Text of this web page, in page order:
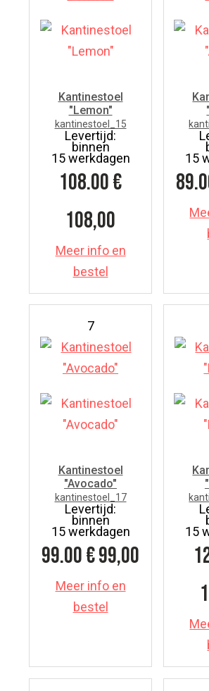
Kantinestoel
"Lemon"
kantinestoel_15
Levertijd:
binnen
15 werkdagen
108.00€
108,00
Meer info en
bestel
15
7
Kantinestoel
"Avocado"
kantinestoel_17
Levertijd:
binnen
15 werkdagen
99.00€ 99,00
Meer info en
bestel
15